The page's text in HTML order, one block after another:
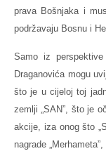
prava Bošnjaka i
podržavaju Bosnu i
Samo iz
Draganovića mogu
što je u cijeloj toj
zemlji „SAN”, što je
akcije, iza onog što
nagrade